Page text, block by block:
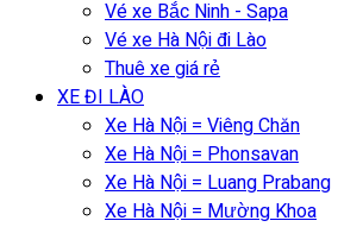
Vé xe Bắc Ninh - Sapa
Vé xe Hà Nội đi Lào
Thuê xe giá rẻ
XE ĐI LÀO
Xe Hà Nội = Viêng Chăn
Xe Hà Nội = Phonsavan
Xe Hà Nội = Luang Prabang
Xe Hà Nội = Mường Khoa